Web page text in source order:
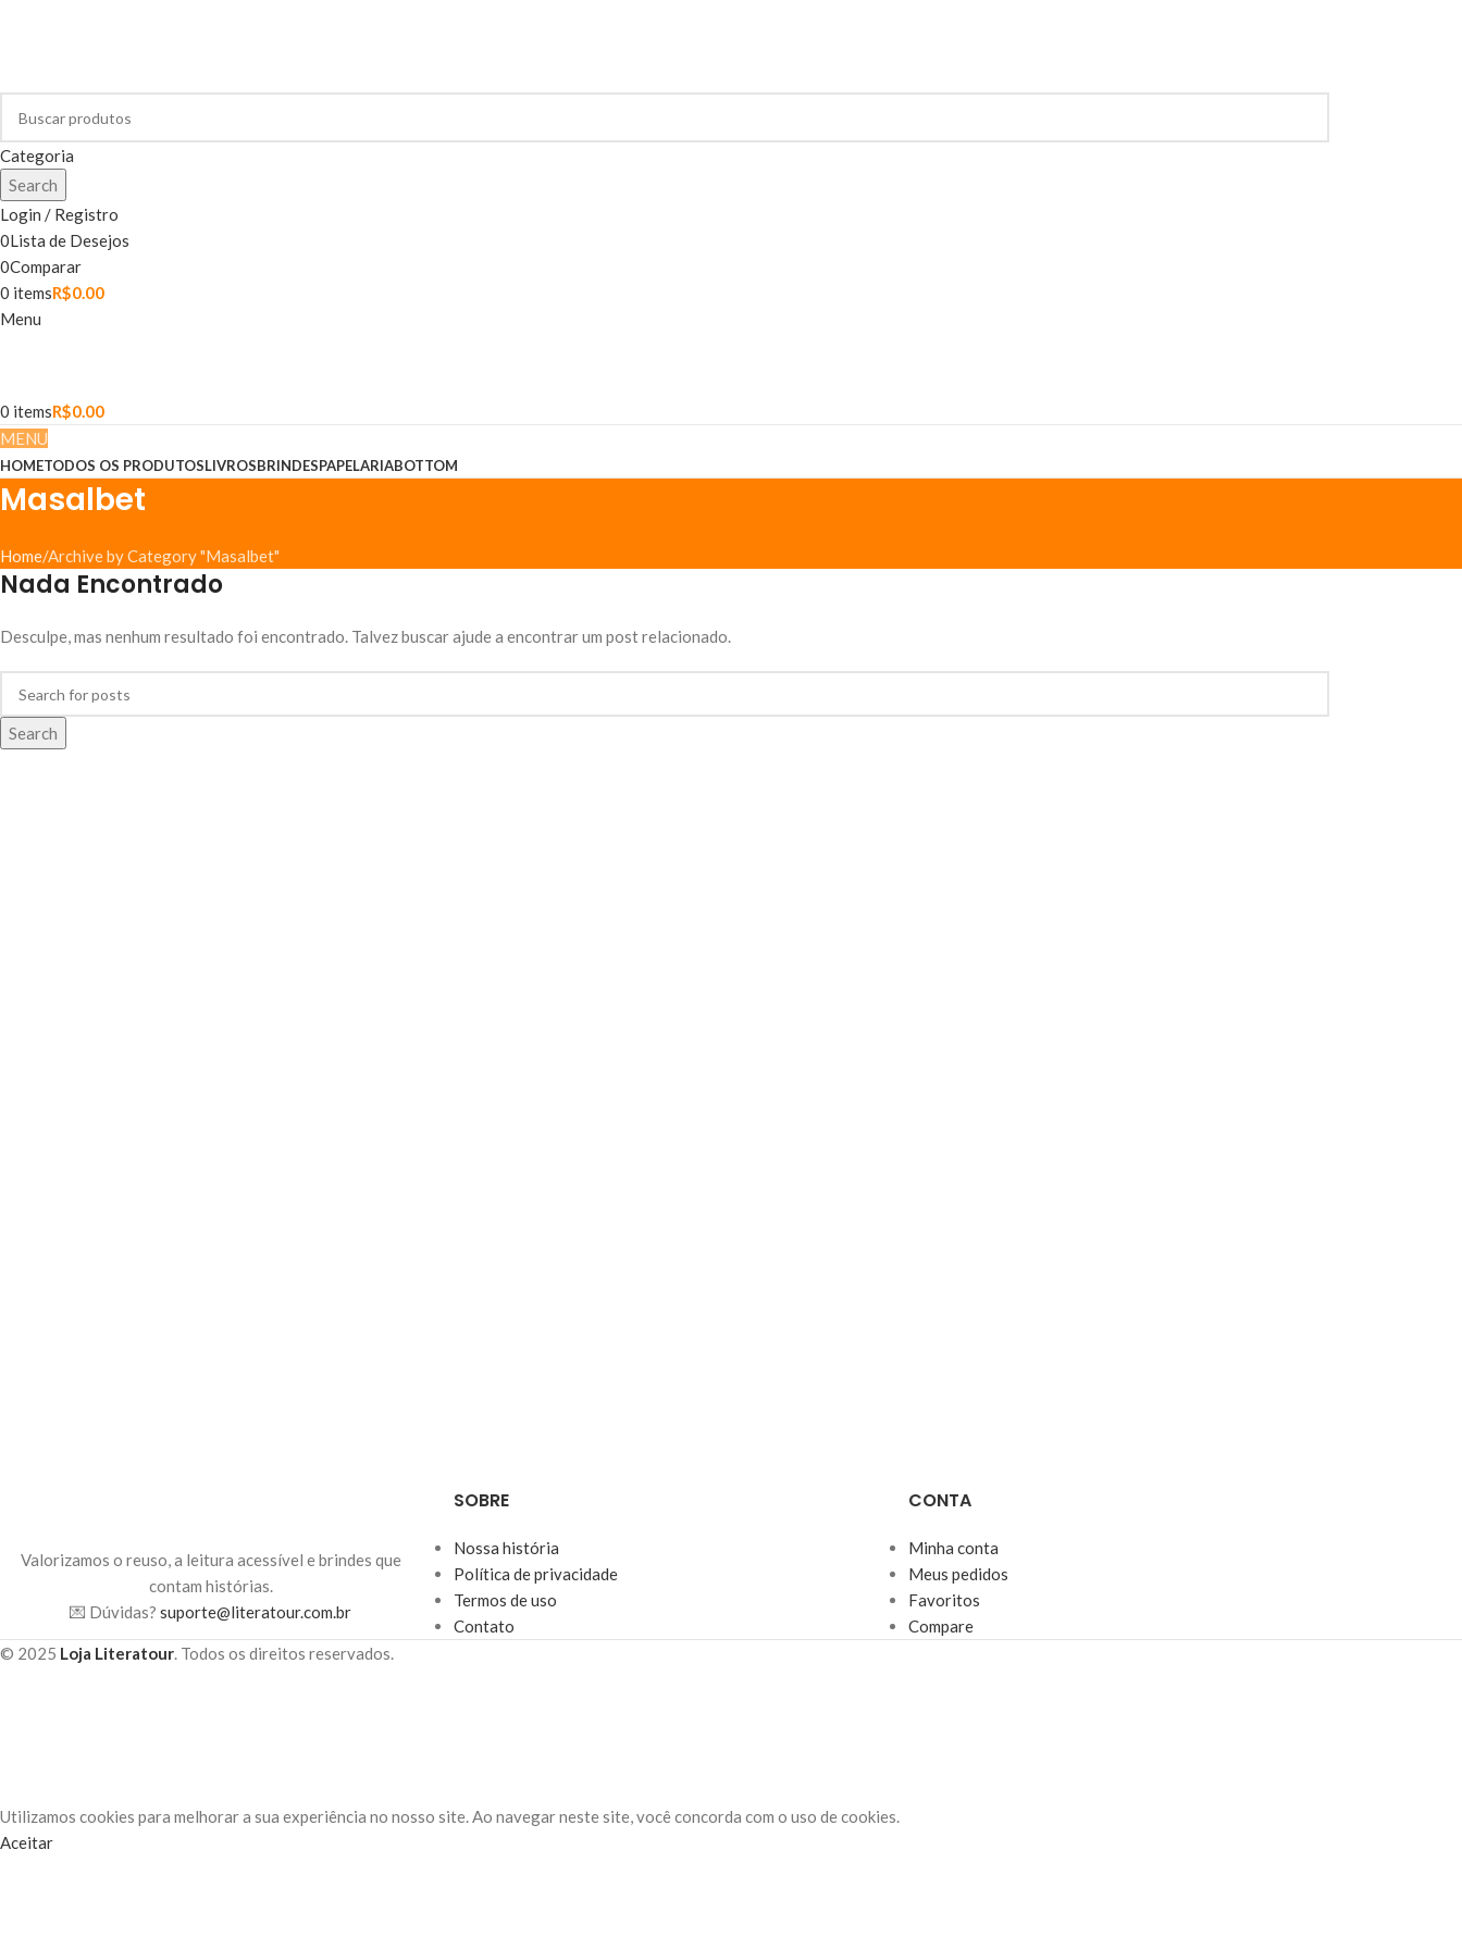
Categoria
Search
Login / Registro
0Lista de Desejos
0Comparar
0 itemsR$0.00
Menu
0 itemsR$0.00
MENU
HOMETODOS OS PRODUTOSLIVROSBRINDESPAPELARIABOTTOM
Masalbet
Home Archive by Category "Masalbet"
Nada Encontrado
Desculpe, mas nenhum resultado foi encontrado. Talvez buscar ajude a encontrar um post relacionado.
Search
Valorizamos o reuso, a leitura acessível e brindes que
contam histórias.
💌 Dúvidas?suporte@literatour.com.br
SOBRE
Nossa história
Política de privacidade
Termos de uso
Contato
CONTA
Minha conta
Meus pedidos
Favoritos
Compare
© 2025 Loja Literatour. Todos os direitos reservados.
Utilizamos cookies para melhorar a sua experiência no nosso site. Ao navegar neste site, você concorda com o uso de cookies.
Aceitar